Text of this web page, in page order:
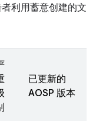
利用蓄意创建的文
已更新的
AOSP 版本